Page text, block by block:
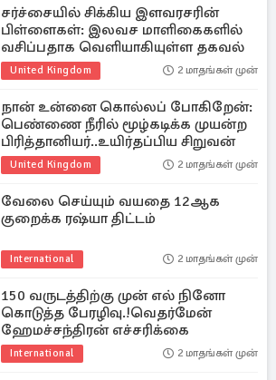
சர்ச்சையில் சிக்கிய இளவரசரின்
பிள்ளைகள்: இலவச மாளிகைகளில்
வசிப்பதாக வெளியாகியுள்ள தகவல்
United Kingdom 2 மாதங்கள் முன்
நான் உன்னை கொல்லப் போகிறேன்:
பெண்ணை நீரில் மூழ்கடிக்க முயன்ற
பிரித்தானியர்..உயிர்தப்பிய சிறுவன்
United Kingdom 2 மாதங்கள் முன்
வேலை செய்யும் வயதை 12ஆக
குறைக்க ரஷ்யா திட்டம்
International 2 மாதங்கள் முன்
150 வருடத்திற்கு முன் எல் நினோ
கொடுத்த பேரழிவு.!வெதர்மேன்
ஹேமச்சந்திரன் எச்சரிக்கை
International 2 மாதங்கள் முன்